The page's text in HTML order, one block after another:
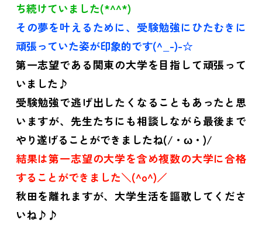
ち続けていました(*^^*)
その夢を叶えるために、受験勉強にひたむきに
頑張っていた姿が印象的です(^_-)-☆
第一志望である関東の大学を目指して頑張って
いました♪
受験勉強で逃げ出したくなることもあったと思
いますが、先生たちにも相談しながら最後まで
やり遂げることができましたね(/・ω・)/
結果は第一志望の大学を含め複数の大学に合格
することができました＼(^o^)／
秋田を離れますが、大学生活を謳歌してくださ
いね♪♪